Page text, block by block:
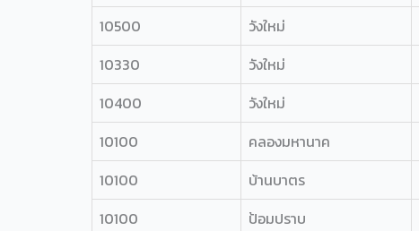
10500
วังใหม่
10330
วังใหม่
10400
วังใหม่
10100
คลองมหานาค
10100
บ้านบาตร
10100
ป้อมปราบ